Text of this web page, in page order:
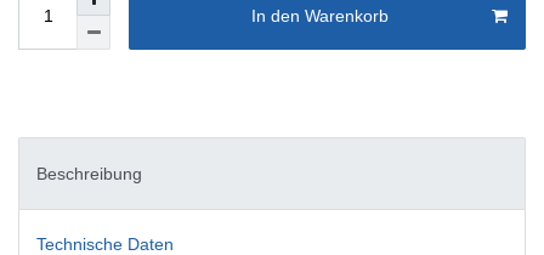
In den Warenkorb
Beschreibung
Technische Daten